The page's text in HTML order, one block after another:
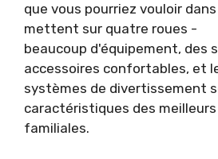
que vous pourriez vouloir
mettent sur quatre roues -
beaucoup d'équipement, des
accessoires confortables, et
systèmes de divertissement
caractéristiques des
familiales.